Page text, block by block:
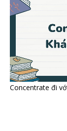
Concentrate đi